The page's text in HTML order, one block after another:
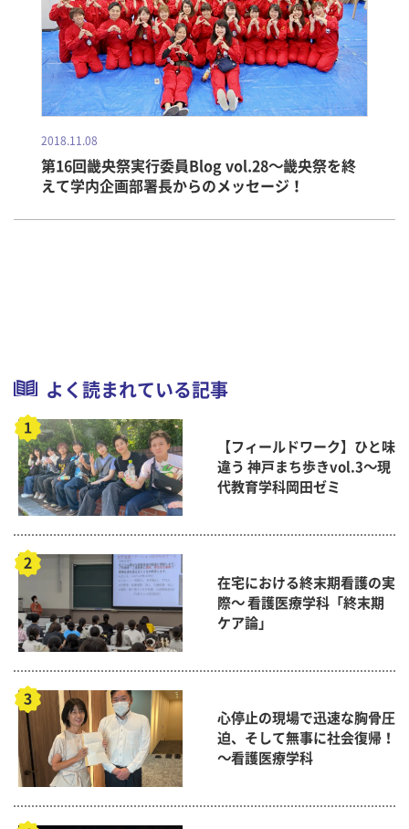
2018.11.08
第16回畿央祭実行委員Blog vol.28～畿央祭を終
えて学内企画部署長からのメッセージ！
よく読まれている記事
【フィールドワーク】ひと味
違う 神戸まち歩きvol.3～現
代教育学科岡田ゼミ
在宅における終末期看護の実
際～ 看護医療学科「終末期
ケア論」
心停止の現場で迅速な胸骨圧
迫、そして無事に社会復帰！
～看護医療学科